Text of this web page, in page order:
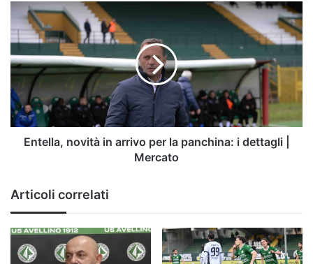
Pala
Ferraro
Entella,
novità
in
per
panchina:
i
dettagli
Entella, novità in arrivo per la panchina: i dettagli |
Mercato
Articoli correlati